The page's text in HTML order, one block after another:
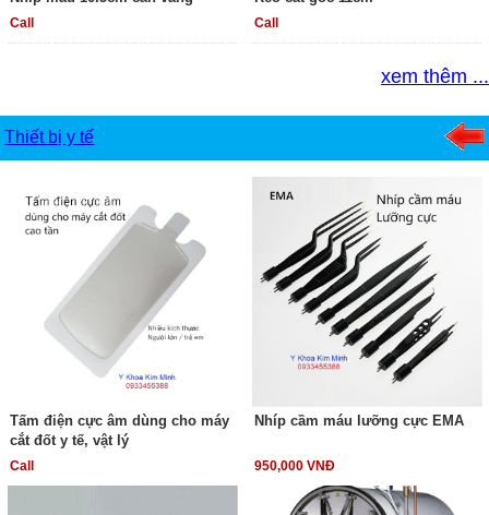
Call Call
xem thêm ...
Thiết bị y tế
Tấm điện cực âm dùng cho máy
cắt đốt y tế, vật lý
Call
Nhíp cầm máu lưỡng cực EMA
950,000 VNĐ